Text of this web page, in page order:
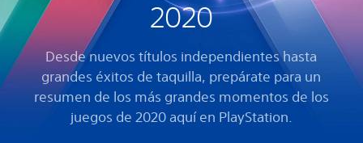
2020
Desde nuevos títulos independientes hasta
grandes éxitos de taquilla, prepárate para un
resumen de los más grandes momentos de los
juegos de 2020 aquí en PlayStation.